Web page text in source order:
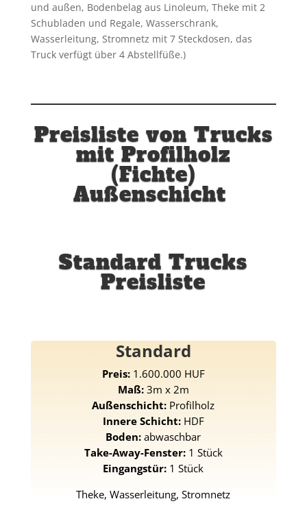
und außen, Bodenbelag aus Linoleum, Theke mit 2
Schubladen und Regale, Wasserschrank,
Wasserleitung, Stromnetz mit 7 Steckdosen, das
Truck verfügt über 4 Abstellfüße.)
Preisliste von Trucks
mit Profilholz
(Fichte)
Außenschicht
Standard Trucks
Preisliste
Standard
Preis:1.600.000 HUF
Maß:3m x 2m
Außenschicht: Profilholz
Innere Schicht:HDF
Boden: abwaschbar
Take-Away-Fenster:1 Stück
Eingangstür: 1 Stück
Theke, Wasserleitung, Stromnetz